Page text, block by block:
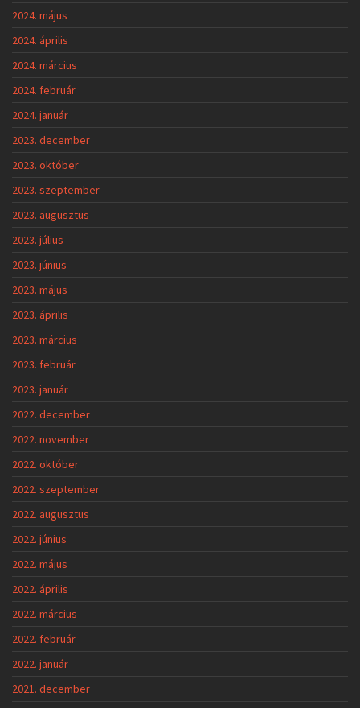
2024. május
2024. április
2024. március
2024. február
2024. január
2023. december
2023. október
2023. szeptember
2023. augusztus
2023. július
2023. június
2023. május
2023. április
2023. március
2023. február
2023. január
2022. december
2022. november
2022. október
2022. szeptember
2022. augusztus
2022. június
2022. május
2022. április
2022. március
2022. február
2022. január
2021. december